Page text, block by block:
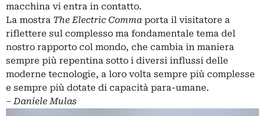
macchina vi entra in contatto.
La mostra The Electric Comma porta il visitatore a
riflettere sul complesso ma fondamentale tema del
nostro rapporto col mondo, che cambia in maniera
sempre più repentina sotto i diversi influssi delle
moderne tecnologie, a loro volta sempre più complesse
e sempre più dotate di capacità para-umane.
‒Daniele Mulas